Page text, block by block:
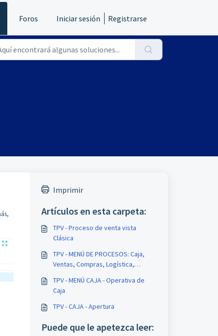
Foros Iniciar sesión Registrarse
Imprimir
Artículos en esta carpeta:
TPV - Proceso de venta vista
Clásica
TPV - MENÚ DE PROCESOS: Caja,
Ventas, Compras, Logística,
TPV - MENÚ CAJA - Operativa de
Caja
TPV - CAJA - Apertura
Puede que le apetezca leer: